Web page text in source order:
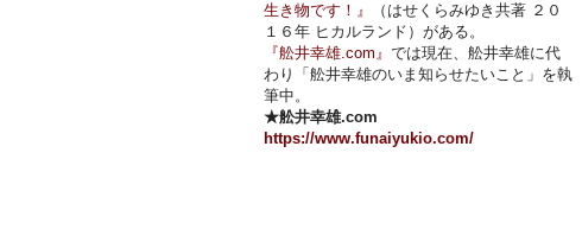
生き物です！』
（はせくらみゆき共著 ２０
１６年 ヒカルランド）がある。
『舩井幸雄.com』 では現在、舩井幸雄に代
わり「舩井幸雄のいま知らせたいこと」を執
筆中。
★舩井幸雄.com
https://www.funaiyukio.com/